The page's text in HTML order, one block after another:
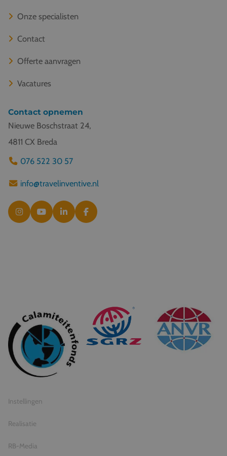
Onze specialisten
Contact
Offerte aanvragen
Vacatures
Contact opnemen
Nieuwe Boschstraat 24,
4811 CX Breda
076 522 30 57
info@travelinventive.nl
© 2026 Travel Inventive
Algemene voorwaarden
Privacy statement
Instellingen
Realisatie
RB-Media